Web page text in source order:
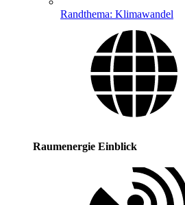
Randthema: Klimawandel
Raumenergie Einblick